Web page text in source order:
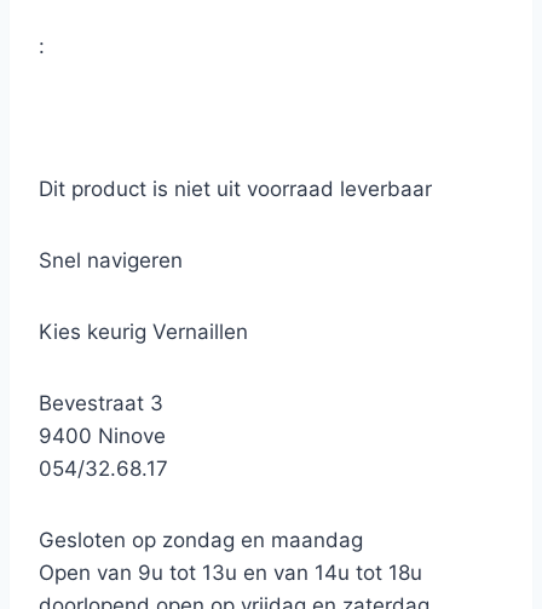
:
Dit product is niet uit voorraad leverbaar
Snel navigeren
Kies keurig Vernaillen
Bevestraat 3
9400 Ninove
054/32.68.17
Gesloten op zondag en maandag
Open van 9u tot 13u en van 14u tot 18u